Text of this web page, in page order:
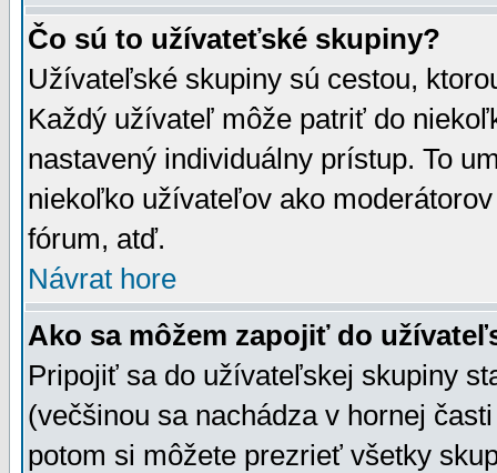
Čo sú to užívateťské skupiny?
Užívateľské skupiny sú cestou,
Každý užívateľ môže patriť do
nastavený individuálny prístup. To
niekoľko užívateľov ako
fórum, atď.
Návrat hore
Ako sa môžem zapojiť do
Pripojiť sa do užívateľskej skupiny
(večšinou sa nachádza v hornej
potom si môžete prezrieť všetky